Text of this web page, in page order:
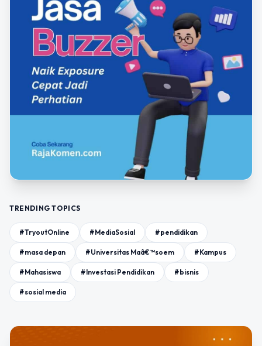
TRENDING TOPICS
#TryoutOnline #MediaSosial #pendidikan
#masa depan #Universitas Maâ€™soem #Kampus
#Mahasiswa #Investasi Pendidikan #bisnis
#sosial media